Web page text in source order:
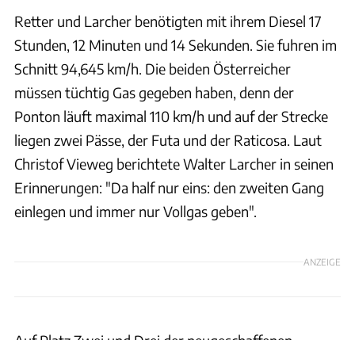
Retter und Larcher benötigten mit ihrem Diesel 17
Stunden, 12 Minuten und 14 Sekunden. Sie fuhren im
Schnitt 94,645 km/h. Die beiden Österreicher
müssen tüchtig Gas gegeben haben, denn der
Ponton läuft maximal 110 km/h und auf der Strecke
liegen zwei Pässe, der Futa und der Raticosa. Laut
Christof Vieweg berichtete Walter Larcher in seinen
Erinnerungen: "Da half nur eins: den zweiten Gang
einlegen und immer nur Vollgas geben".
ANZEIGE